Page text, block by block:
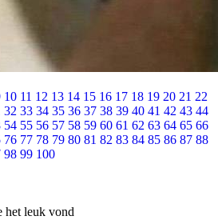
10 11 12 13 14 15 16 17 18 19 20 21 22
32 33 34 35 36 37 38 39 40 41 42 43 44
54 55 56 57 58 59 60 61 62 63 64 65 66
76 77 78 79 80 81 82 83 84 85 86 87 88
98 99 100
het leuk vond